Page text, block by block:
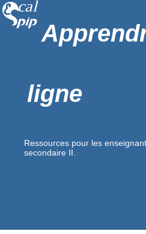
ligne
Ressources pour les
secondaire II.